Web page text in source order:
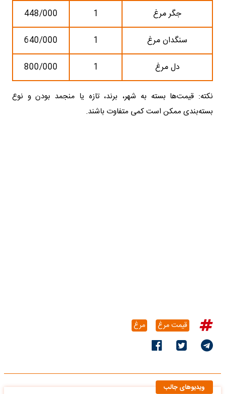
جگر مرغ 1
448/000
سنگدان مرغ
1
640/000
دل مرغ
1
800/000
نکته: قیمت‌ها بسته به شهر، برند، تازه یا منجمد بودن و نوع
بسته‌بندی ممکن است کمی متفاوت باشند.
قیمت مرغ مرغ
ویدیوهای جالب